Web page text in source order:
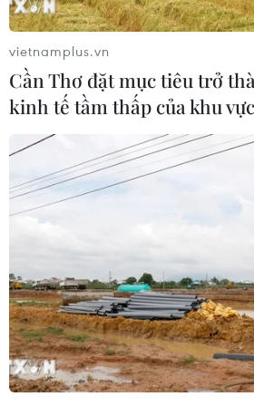
09/08/2026 15:20
50 năm quan hệ ngoại giao Việt
Thái Lan: Viết tiếp câu chuyện từ
tim
09/08/2026 13:43
Điện mừng kỷ niệm Quốc khánh
thứ 61 nước Cộng hòa Singapore
09/08/2026 13:42
Vụ xả súng tại Thái Lan: Cảnh
lộ hành vi của nghi phạm trước
vietnamplus.vn
Cần Thơ đặt mục tiêu trở
kinh tế tầm thấp của khu vực